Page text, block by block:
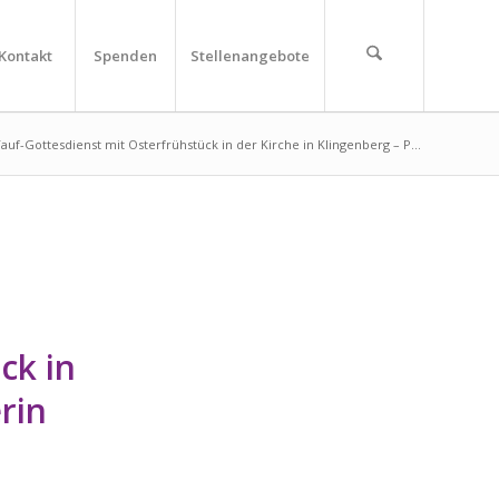
Kontakt Spenden Stellenangebote
Gottesdienst mit Osterfrühstück in der Kirche in Klingenberg – P...
in